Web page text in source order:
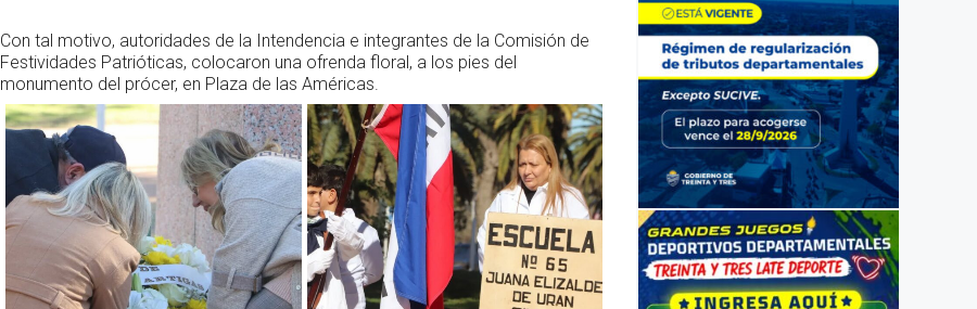
Con tal motivo, autoridades de la Intendencia e integrantes de la Comisión de
Festividades Patrióticas, colocaron una ofrenda floral, a los pies del
monumento del prócer, en Plaza de las Américas.